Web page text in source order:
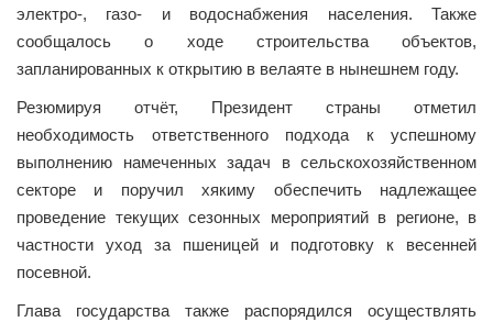
электро-, газо- и водоснабжения населения. Также
сообщалось о ходе строительства объектов,
запланированных к открытию в велаяте в нынешнем году.
Резюмируя отчёт, Президент страны отметил
необходимость ответственного подхода к успешному
выполнению намеченных задач в сельскохозяйственном
секторе и поручил хякиму обес­печить надлежащее
проведение текущих сезонных мероприятий в регионе, в
частности уход за пшеницей и подготовку к весенней
посевной.
Глава государства также распорядился осуществлять